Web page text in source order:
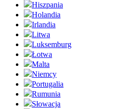
Hiszpania
Holandia
Irlandia
Litwa
Luksemburg
Łotwa
Malta
Niemcy
Portugalia
Rumunia
Słowacja